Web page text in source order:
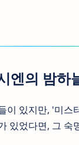
엔의 밤하
이 있지만, '미
있었다면, 그